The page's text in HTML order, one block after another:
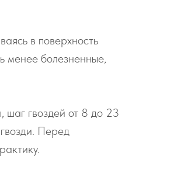
в поверхность
менее болезненные,
шаг гвоздей от 8 до 23
Перед